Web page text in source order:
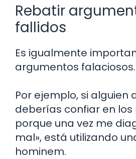
Rebatir
fallidos
Es igualmente
argumentos falaciosos.
Por ejemplo, si alguien
deberías confiar en los
porque una vez me
mal», está utilizando
hominem.